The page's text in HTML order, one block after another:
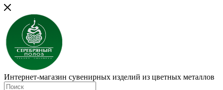
Интернет-магазин сувенирных изделий из цветных металлов